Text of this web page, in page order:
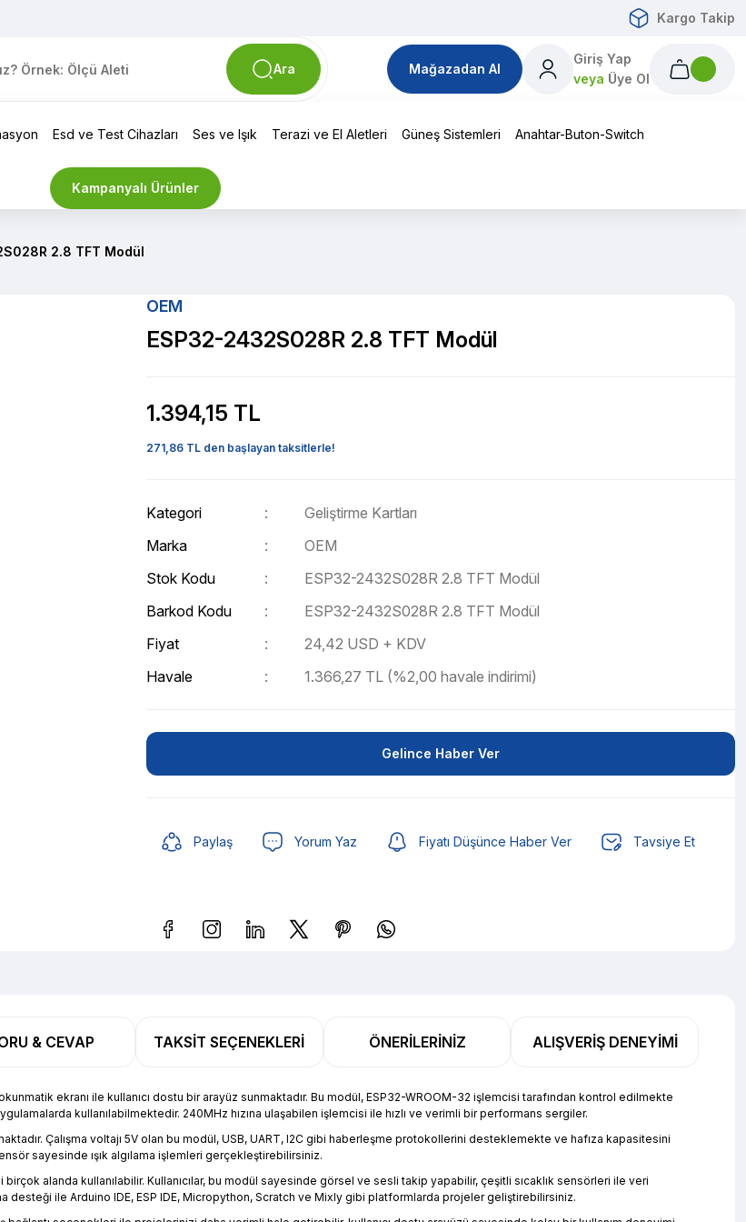
Kargo Takip
Ara Mağazadan Al
Giriş Yap
veya Üye Ol
Esd ve Test Cihazları Ses ve Işık Terazi ve El Aletleri Güneş Sistemleri Anahtar-Buton-Switch
Kampanyalı Ürünler
2.8 TFT Modül
OEM
ESP32-2432S028R 2.8 TFT Modül
1.394,15 TL
271,86 TL den başlayan taksitlerle!
Kategori
Geliştirme Kartları
Marka
OEM
Stok Kodu
ESP32-2432S028R 2.8 TFT Modül
Barkod Kodu
ESP32-2432S028R 2.8 TFT Modül
Fiyat
24,42 USD + KDV
Havale
1.366,27 TL (%2,00 havale indirimi)
Gelince Haber Ver
Paylaş Yorum Yaz Fiyatı Düşünce Haber Ver Tavsiye Et
& CEVAP TAKSIT SEÇENEKLERI ÖNERILERINIZ ALIŞVERIŞ DENEYIMI
ekranı ile kullanıcı dostu bir arayüz sunmaktadır. Bu modül, ESP32-WROOM-32 işlemcisi tarafından kontrol edilmekte
kullanılabilmektedir. 240MHz hızına ulaşabilen işlemcisi ile hızlı ve verimli bir performans sergiler.
Çalışma voltajı 5V olan bu modül, USB, UART, I2C gibi haberleşme protokollerini desteklemekte ve hafıza kapasitesini
sayesinde ışık algılama işlemleri gerçekleştirebilirsiniz.
alanda kullanılabilir. Kullanıcılar, bu modül sayesinde görsel ve sesli takip yapabilir, çeşitli sıcaklık sensörleri ile veri
desteği ile Arduino IDE, ESP IDE, Micropython, Scratch ve Mixly gibi platformlarda projeler geliştirebilirsiniz.